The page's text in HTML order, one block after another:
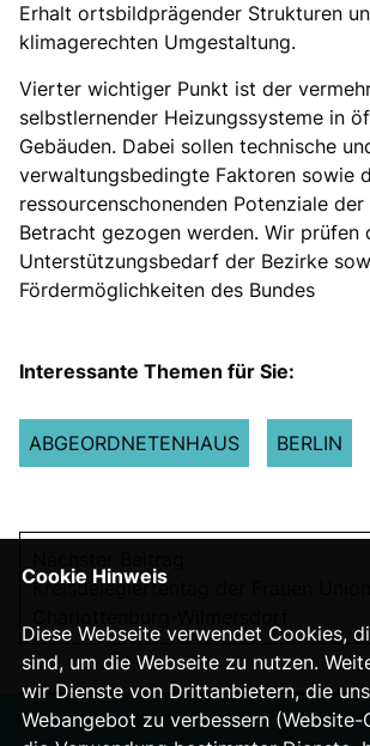
Erhalt ortsbildprägender Strukturen
klimagerechten Umgestaltung.
Vierter wichtiger Punkt ist der
selbstlernender Heizungssysteme in
Gebäuden. Dabei sollen technische
verwaltungsbedingte Faktoren sowie
ressourcenschonenden Potenziale
Betracht gezogen werden. Wir prüfen
Unterstützungsbedarf der Bezirke
Fördermöglichkeiten des Bundes
Interessante Themen für Sie:
ABGEORDNETENHAUS BERLIN
Kreisdelegiertentag der Frauen Union
Cookie Hinweis
Diese Webseite verwendet Cookies,
sind, um die Webseite zu nutzen.
wir Dienste von Drittanbietern, die
Webangebot zu verbessern (Website-